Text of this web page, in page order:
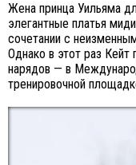
Жена принца Уильяма
элегантные платья
сочетании с
Однако в этот раз Кейт
нарядов — в
тренировочной